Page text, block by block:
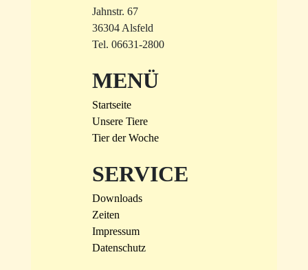
Jahnstr. 67
36304 Alsfeld
Tel. 06631-2800
MENÜ
Startseite
Unsere Tiere
Tier der Woche
SERVICE
Downloads
Zeiten
Impressum
Datenschutz